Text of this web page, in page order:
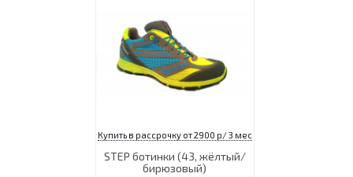
Купить в рассрочку от 2900 р/ 3 мес
STEP ботинки (43, жёлтый/
бирюзовый)